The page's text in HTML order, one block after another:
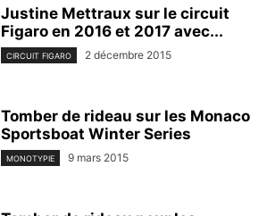
Justine Mettraux sur le circuit
Figaro en 2016 et 2017 avec...
CIRCUIT FIGARO 2 décembre 2015
Tomber de rideau sur les Monaco
Sportsboat Winter Series
MONOTYPIE 9 mars 2015